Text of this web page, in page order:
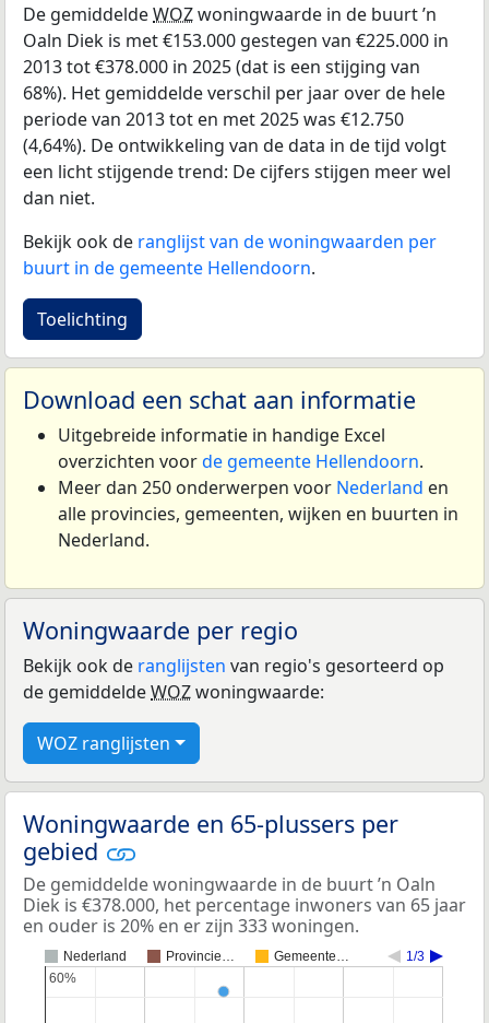
De gemiddeldeWOZwoningwaarde in de buurt ’n
Oaln Diek is met €153.000 gestegen van €225.000 in
2013 tot €378.000 in 2025 (dat is een stijging van
68%). Het gemiddelde verschil per jaar over de hele
periode van 2013 tot en met 2025 was €12.750
(4,64%). De ontwikkeling van de data in de tijd volgt
een licht stijgende trend: De cijfers stijgen meer wel
dan niet.
Bekijk ook de ranglijst van de woningwaarden per
buurt in de gemeente Hellendoorn.
Toelichting
Download een schat aan informatie
Uitgebreide informatie in handige Excel
overzichten voorde gemeente Hellendoorn.
Meer dan 250 onderwerpen voor Nederland en
alle provincies, gemeenten, wijken en buurten in
Nederland.
Woningwaarde per regio
Bekijk ook de ranglijsten van regio's gesorteerd op
de gemiddeldeWOZwoningwaarde:
WOZ ranglijsten
Woningwaarde en 65-plussers per
gebied
De gemiddelde woningwaarde in de buurt ’n Oaln
Diek is €378.000, het percentage inwoners van 65 jaar
en ouder is 20% en er zijn 333 woningen.
Nederland Provincie… Gemeente… 1/3
60%
60%